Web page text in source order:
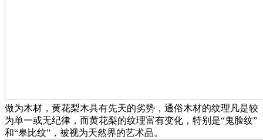
做为木材，黄花梨木具有先天的劣势，通俗木材的纹理凡是较
为单一或无纪律，而黄花梨的纹理富有变化，特别是“鬼脸纹”
和“皋比纹”，被视为天然界的艺术品。